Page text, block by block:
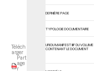
Téléch
arger
Part
age
r
DERNIÈRE PAGE
TYPOLOGIE DOCUMENTAIRE
URI DU MANIFEST IIIF DU VOLUME
CONTENANT LE DOCUMENT